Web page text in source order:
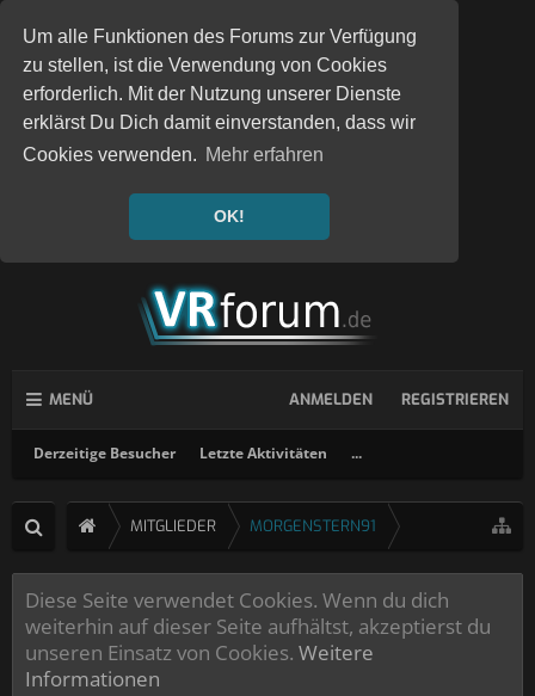
Um alle Funktionen des Forums zur Verfügung
zu stellen, ist die Verwendung von Cookies
erforderlich. Mit der Nutzung unserer Dienste
erklärst Du Dich damit einverstanden, dass wir
Cookies verwenden. Mehr erfahren
OK!
MENÜ
Derzeitige Besucher Letzte Aktivitäten ...
ANMELDEN REGISTRIEREN
MITGLIEDER MORGENSTERN91
Diese Seite verwendet Cookies. Wenn du dich
weiterhin auf dieser Seite aufhältst, akzeptierst du
unseren Einsatz von Cookies. Weitere
Informationen